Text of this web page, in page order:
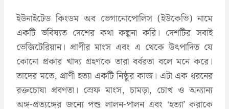
ইউনাইটেড কিংডম অব ভেগানোপোলিস (ইউকেভি) নামে
একটি ভবিষ্যত দেশের কথা কল্পনা করি। দেশটির সবাই
ভেজিটেরিয়ান। প্রাণীর মাংস এবং এ থেকে উৎপাদিত যে
কোনো প্রকার খাদ্য গ্রহণকে তারা বর্বরতা বলে মনে করে।
তাদের মতে, প্রাণী হত্যা একটি নিষ্ঠুর কাজ। এটা এক ধরনের
রক্তচোষা প্রবণতা। স্রেফ মাংস, চামড়া, চোখ ও অন্যান্য
অঙ্গ-প্রত্যঙ্গের জন্যে পশু লালন-পালন এবং ‘হত্যা’ করাকে